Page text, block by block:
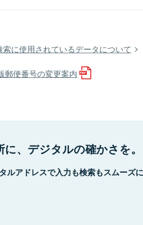
に使用されているデータについて
郵便番号の変更案内
に、デジタルの確かさを。
ルアドレスで入力も検索もスムーズ